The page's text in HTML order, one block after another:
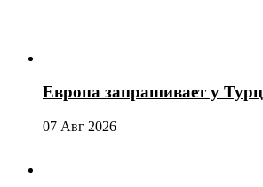
Европа запрашивает у
07 Авг 2026